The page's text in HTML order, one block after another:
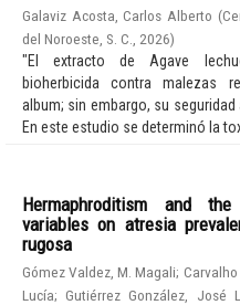
Galaviz Acosta, Carlos Alberto (
del Noroeste, S. C.
2026)
"El extracto de Agave
bioherbicida contra malezas
album; sin embargo, su
En este estudio se determinó la
Hermaphroditism and
variables on atresia
rugosa
Gómez Valdez, M. Magali;
Lucía;Gutiérrez González, José